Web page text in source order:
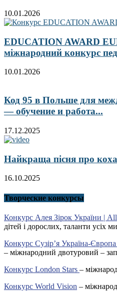
10.01.2026
EDUCATION AWARD
міжнародний конкурс
10.01.2026
Код 95 в Польше для
— обучение и работа...
17.12.2025
Найкраща пісня про
16.10.2025
Творческие конкурсы
Конкурс Алея Зірок України |
дітей і дорослих, таланти усіх
Конкурс Сузір’я Україна-
– міжнародний двотуровий –
Конкурс London Stars –
Конкурс World Vision –